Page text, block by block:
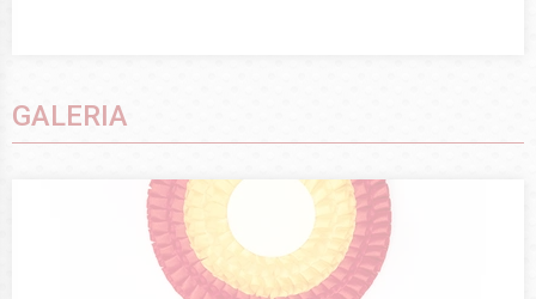
GALERIA